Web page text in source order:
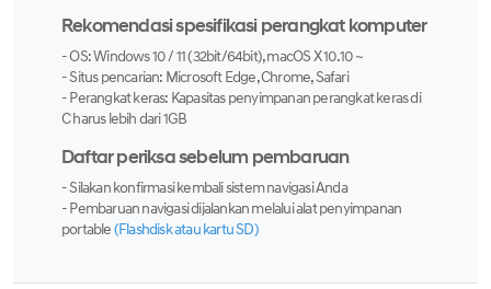
Rekomendasi spesifikasi perangkat komputer
- OS: Windows 10 / 11 (32bit/64bit), macOS X 10.10 ~
- Situs pencarian: Microsoft Edge, Chrome, Safari
- Perangkat keras: Kapasitas penyimpanan perangkat keras di
C harus lebih dari 1GB
Daftar periksa sebelum pembaruan
- Silakan konfirmasi kembali sistem navigasi Anda
- Pembaruan navigasi dijalankan melalui alat penyimpanan
portable(Flashdisk atau kartu SD)